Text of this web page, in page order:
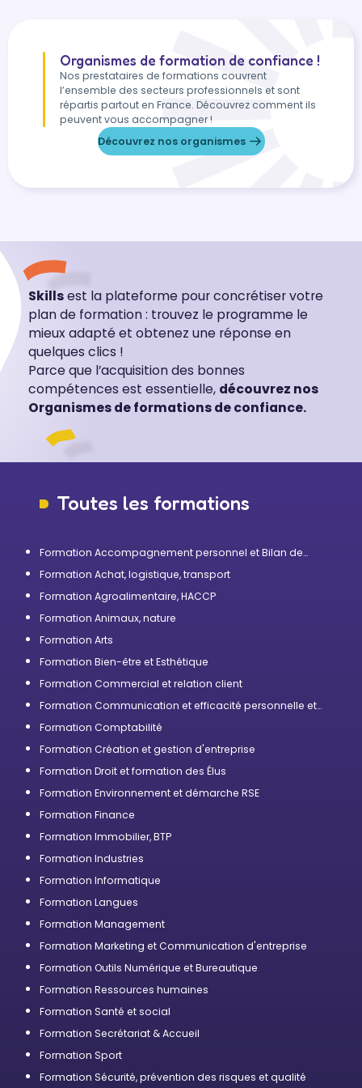
Organismes de formation de confiance !
Nos prestataires de formations couvrent
l’ensemble des secteurs professionnels et sont
répartis partout en France. Découvrez comment ils
peuvent vous accompagner !
Découvrez nos organismes
Skillsest la plateforme pour concrétiser votre
plan de formation : trouvez le programme le
mieux adapté et obtenez une réponse en
quelques clics !
Parce que l’acquisition des bonnes
compétences est essentielle, découvrez nos
Organismes de formations de confiance.
Toutes les formations
Formation Accompagnement personnel et Bilan de
Formation Achat, logistique, transport
Formation Agroalimentaire, HACCP
Formation Animaux, nature
Formation Arts
Formation Bien-être et Esthétique
Formation Commercial et relation client
Formation Communication et efficacité personnelle et
Formation Comptabilité
Formation Création et gestion d'entreprise
Formation Droit et formation des Élus
Formation Environnement et démarche RSE
Formation Finance
Formation Immobilier, BTP
Formation Industries
Formation Informatique
Formation Langues
Formation Management
Formation Marketing et Communication d'entreprise
Formation Outils Numérique et Bureautique
Formation Ressources humaines
Formation Santé et social
Formation Secrétariat & Accueil
Formation Sport
Formation Sécurité, prévention des risques et qualité